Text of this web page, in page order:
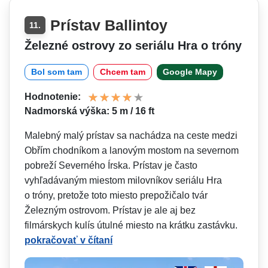
11. Prístav Ballintoy
Železné ostrovy zo seriálu Hra o tróny
Bol som tam Chcem tam Google Mapy
Hodnotenie:
Nadmorská výška: 5 m / 16 ft
Malebný malý prístav sa nachádza na ceste medzi
Obřím chodníkom a lanovým mostom na severnom
pobreží Severného Írska. Prístav je často
vyhľadávaným miestom milovníkov seriálu Hra
o tróny, pretože toto miesto prepožičalo tvár
Železným ostrovom. Prístav je ale aj bez
filmárskych kulís útulné miesto na krátku zastávku.
pokračovať v čítaní